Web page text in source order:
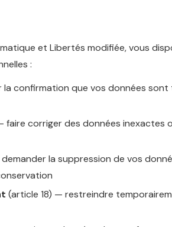
et Libertés modifiée, vous
:
confirmation que vos données
faire corriger des données inexactes
la suppression de vos
(article 18) — restreindre